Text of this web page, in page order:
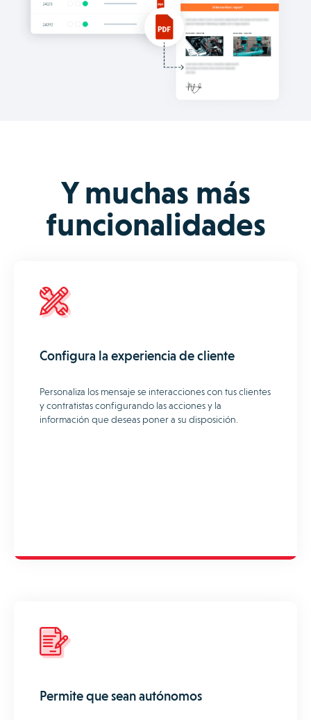
Y muchas más
funcionalidades
Configura la experiencia de cliente
Personaliza los mensaje se interacciones con tus clientes
y contratistas configurando las acciones y la
información que deseas poner a su disposición.
Permite que sean autónomos